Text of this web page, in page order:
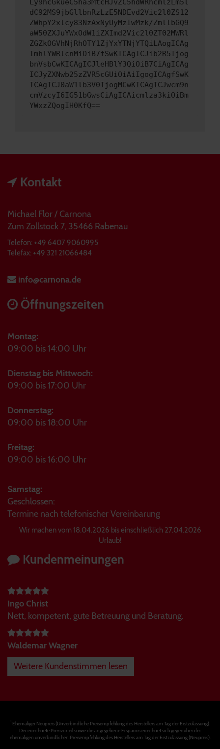
Ly9hcGkueC5ha3MtcHJvZC5hdWRhcmlzLm5l
dC92MS9jbGllbnRzLzE5NDEvd2Vic2l0ZS12
ZWhpY2xlcy83NzAxNyUyMzIwMzk/ZmllbGQ9
aW50ZXJuYWxOdW1iZXImd2Vic2l0ZT02MWRl
ZGZkOGVhNjRhOTY1ZjYxYTNjYTQiLAogICAg
ImhlYWRlcnMiOiB7fSwKICAgICJib2R5Ijog
bnVsbCwKICAgICJleHBlY3QiOiB7CiAgICAg
ICJyZXNwb25zZVR5cGUiOiAiIgogICAgfSwK
ICAgICJ0aW1lb3V0IjogMCwKICAgICJwcm9n
cmVzcyI6IG51bGwsCiAgICAicmlza3kiOiBm
YWxzZQogIH0KfQ==
Kontakt
Michael Flor / Carnona
Zum Zollstock 7, 35466 Rabenau
Telefon: +49 6407 9060995
Telefax: +49 321 21066484
info@carnona.de
Öffnungszeiten
Montag:
09:00 bis 14:00 Uhr
Dienstag bis Mittwoch:
09:00 bis 17:00 Uhr
Donnerstag:
09:00 bis 18:00 Uhr
Freitag:
09:00 bis 16:00 Uhr
Samstag:
Geschlossen:
Termine nach telefonischer Vereinbarung
Wir machen vom 18.04.2026 bis einschließlich 27.04.2026
Urlaub!
Kundenmeinungen
Ingo Christ
Nett, kompetent, gute Betreuung und Beratung.
Waldemar Wagner
Weitere Kundenstimmen lesen
1Ehemaliger Neupreis (Unverbindliche Preisempfehlung des Herstellers am Tag der Erstzulassung).
Der errechnete Preisvorteil sowie die angegebene Ersparnis errechnet sich gegenüber der
ehemaligen unverbindlichen Preisempfehlung des Herstellers am Tag der Erstzulassung (Neupreis).